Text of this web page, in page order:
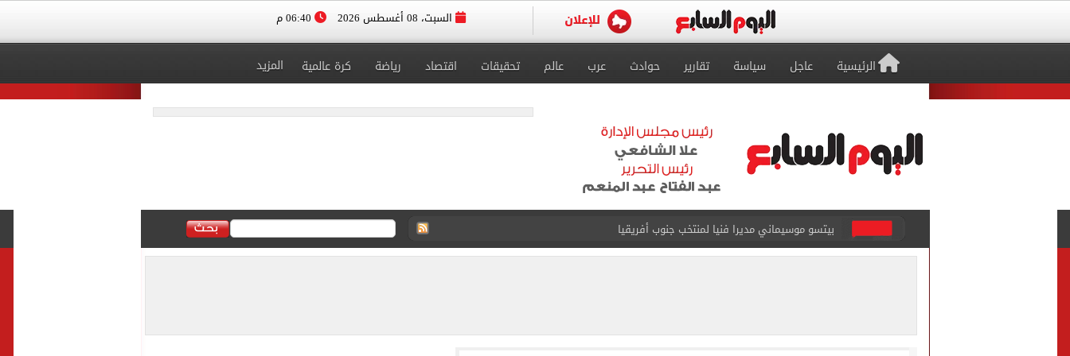
السبت، 08 أغسطس 2026
الرئيسية عاجل سياسة تقارير حوادث عرب عالم تحقيقات اقتصاد رياضة كرة عالمية المزيد
بيتسو موسيماني مديرا فنيا لمنتخب جنوب أفريقيا
كل شيء يبدأ من العقل.. رسالة غامضة من عبد الله السعيد بعد غيابه عن الزمالك
تقارير: الأهلى يضع اللمسات الأخيرة على صفقة جوردان مينديز